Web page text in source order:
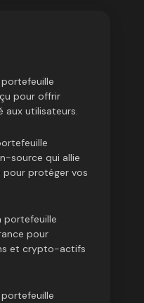
pour offrir
aux utilisateurs.
source qui allie
pour protéger vos
portefeuille
pour
et crypto-actifs